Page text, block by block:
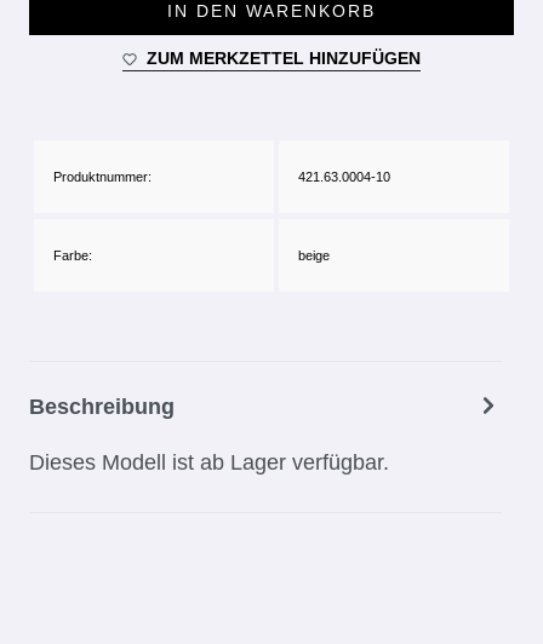
IN DEN WARENKORB
ZUM MERKZETTEL HINZUFÜGEN
Produktnummer: 421.63.0004-10
Farbe: beige
Beschreibung
Dieses Modell ist ab Lager verfügbar.